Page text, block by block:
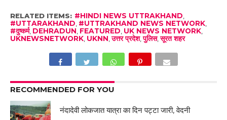
RELATED ITEMS: #HINDI NEWS UTTRAKHAND
#UTTARAKHAND #UTTRAKHAND NEWS NETWORK,
#दुष्कर्म, DEHRADUN FEATURED UK NEWS NETWORK,
UKNEWSNETWORK, UKNN ,उत्तर प्रदेश,पुलिस,सूरत शहर
RECOMMENDED FOR YOU
नंदादेवी लोकजात यात्रा का दिन पट्टा जारी, वेदनी